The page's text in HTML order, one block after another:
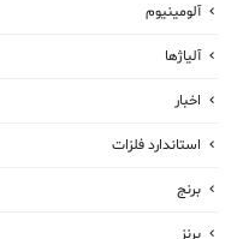
آلومینیوم
آلیاژها
اخبار
استاندارد فلزات
برنج
برنز